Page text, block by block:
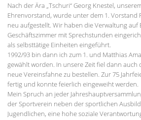
Nach der Ära „Tschuri“ Georg Knestel,
Ehrenvorstand, wurde unter dem 1. Vorstand
neu aufgestellt. Wir haben die Verwaltung auf
Geschäftszimmer mit Sprechstunden
als selbsttätige Einheiten eingeführt.
1992/93 bin dann ich zum 1. und Matthias
gewählt worden. In unsere Zeit fiel dann auch
neue Vereinsfahne zu bestellen. Zur 75
fertig und konnte feierlich eingeweiht werden.
Mein Spruch an jeder
der Sportverein neben der sportlichen
Jugendlichen, eine hohe soziale